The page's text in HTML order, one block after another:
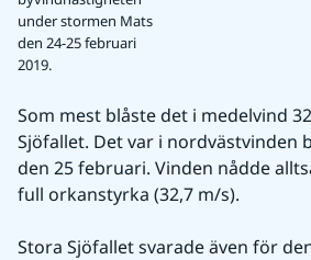
under stormen Mats
den 24-25 februari
2019.
Som mest blåste det i medelvind
Sjöfallet. Det var i nordvästvinden
den 25 februari. Vinden nådde
full orkanstyrka (32,7 m/s).
Stora Sjöfallet svarade även för